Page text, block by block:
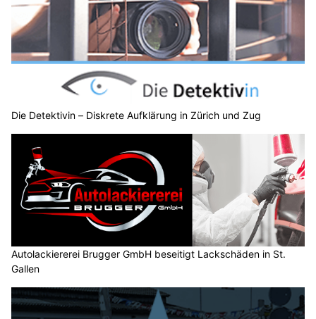
Die Detektivin – Diskrete Aufklärung in Zürich und Zug
Autolackiererei Brugger GmbH beseitigt Lackschäden in St.
Gallen